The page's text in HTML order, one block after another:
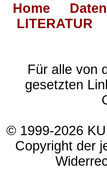
Home
LITERATUR
Für alle von
gesetzten
© 1999-2026
Copyright der